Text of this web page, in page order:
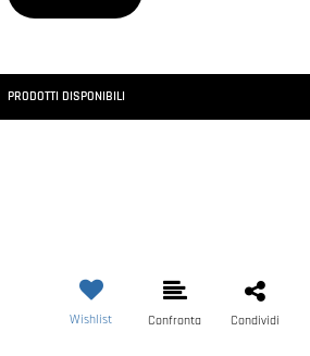
PRODOTTI DISPONIBILI
Wishlist Confronta Condividi